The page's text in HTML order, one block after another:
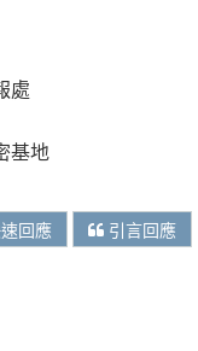
處
基地
回應 引言回應